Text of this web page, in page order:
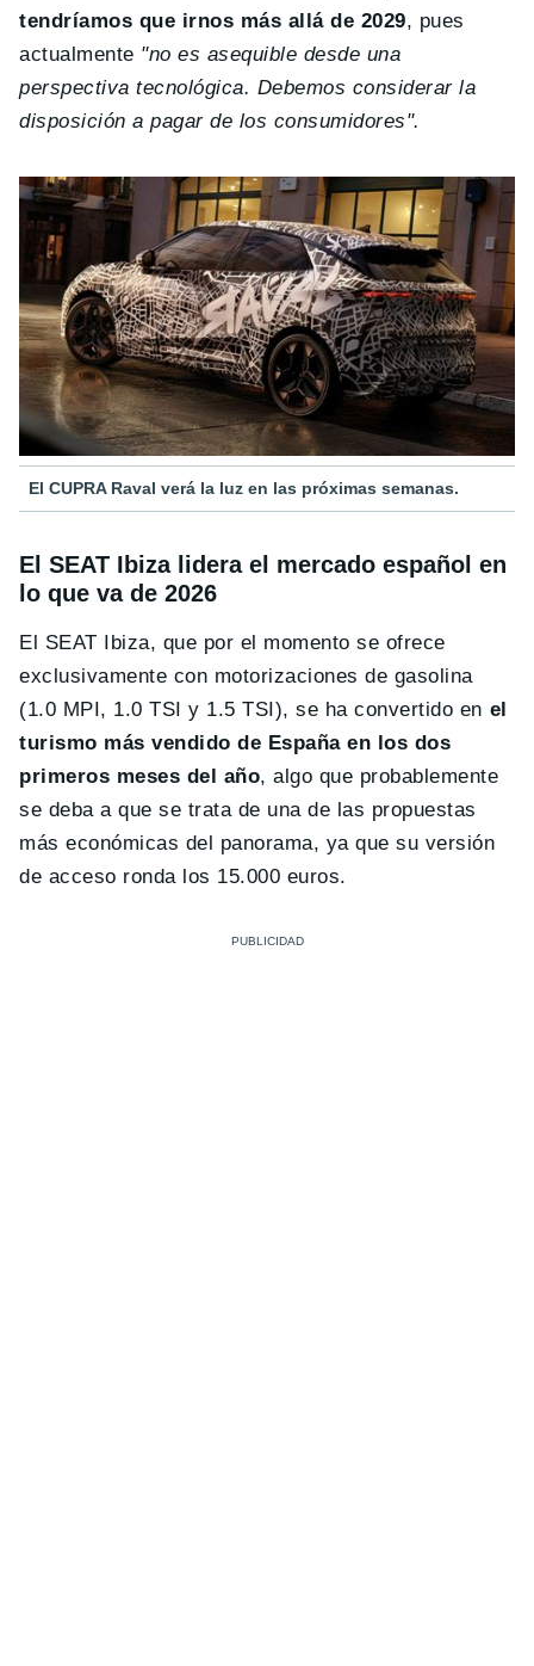
tendríamos que irnos más allá de 2029, pues
actualmente "no es asequible desde una
perspectiva tecnológica. Debemos considerar la
disposición a pagar de los consumidores".
El CUPRA Raval verá la luz en las próximas semanas.
El SEAT Ibiza lidera el mercado español en
lo que va de 2026
El SEAT Ibiza, que por el momento se ofrece
exclusivamente con motorizaciones de gasolina
(1.0 MPI, 1.0 TSI y 1.5 TSI), se ha convertido en el
turismo más vendido de España en los dos
primeros meses del año, algo que probablemente
se deba a que se trata de una de las propuestas
más económicas del panorama, ya que su versión
de acceso ronda los 15.000 euros.